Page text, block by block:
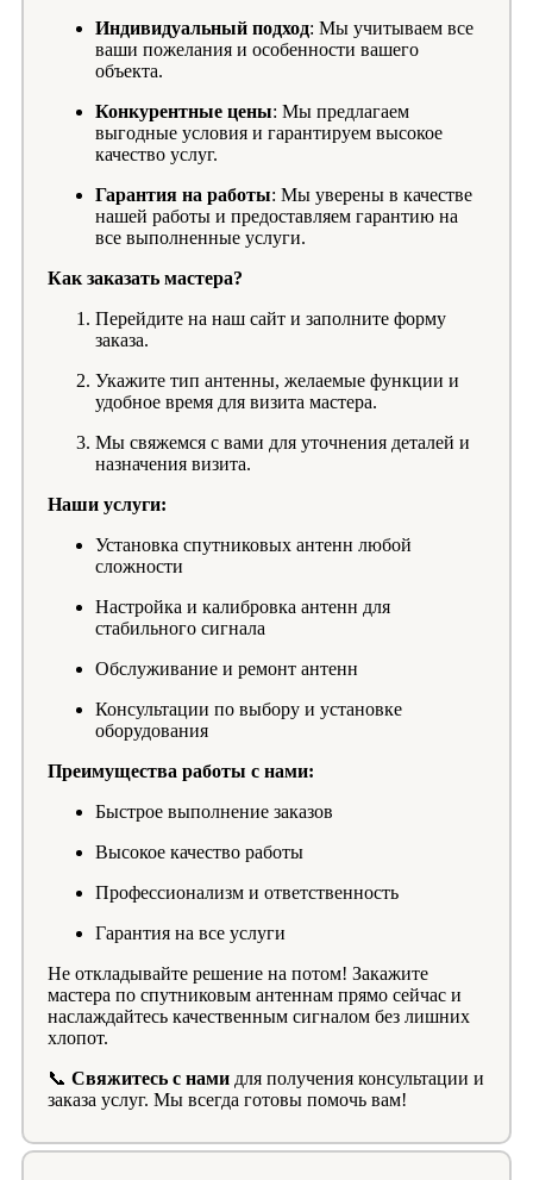
Индивидуальный подход: Мы учитываем все
ваши пожелания и особенности вашего
объекта.
Конкурентные цены: Мы предлагаем
выгодные условия и гарантируем высокое
качество услуг.
Гарантия на работы: Мы уверены в качестве
нашей работы и предоставляем гарантию на
все выполненные услуги.
Как заказать мастера?
Перейдите на наш сайт и заполните форму
заказа.
Укажите тип антенны, желаемые функции и
удобное время для визита мастера.
Мы свяжемся с вами для уточнения деталей и
назначения визита.
Наши услуги:
Установка спутниковых антенн любой
сложности
Настройка и калибровка антенн для
стабильного сигнала
Обслуживание и ремонт антенн
Консультации по выбору и установке
оборудования
Преимущества работы с нами:
Быстрое выполнение заказов
Высокое качество работы
Профессионализм и ответственность
Гарантия на все услуги
Не откладывайте решение на потом! Закажите
мастера по спутниковым антеннам прямо сейчас и
наслаждайтесь качественным сигналом без лишних
хлопот.
📞 Свяжитесь с нами для получения консультации и
заказа услуг. Мы всегда готовы помочь вам!